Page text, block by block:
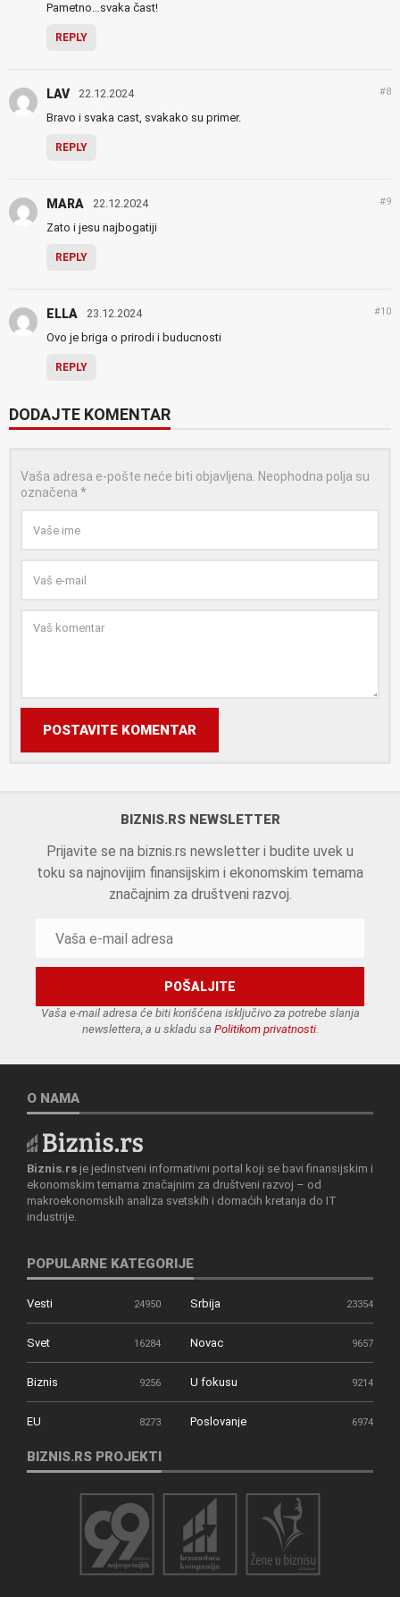
Pametno…svaka čast!
REPLY
LAV 22.12.2024 #8
Bravo i svaka cast, svakako su primer.
REPLY
MARA 22.12.2024 #9
Zato i jesu najbogatiji
REPLY
ELLA 23.12.2024 #10
Ovo je briga o prirodi i buducnosti
REPLY
DODAJTE KOMENTAR
Vaša adresa e-pošte neće biti objavljena. Neophodna polja su
označena *
POSTAVITE KOMENTAR
BIZNIS.RS NEWSLETTER
Prijavite se na biznis.rs newsletter i budite uvek u
toku sa najnovijim finansijskim i ekonomskim temama
značajnim za društveni razvoj.
Vaša e-mail adresa će biti korišćena isključivo za potrebe slanja
newslettera, a u skladu sa Politikom privatnosti.
O NAMA
Biznis.rs je jedinstveni informativni portal koji se bavi finansijskim i
ekonomskim temama značajnim za društveni razvoj – od
makroekonomskih analiza svetskih i domaćih kretanja do IT
industrije.
POPULARNE KATEGORIJE
Vesti 24950 Srbija 23354
Svet 16284 Novac 9657
Biznis 9256 U fokusu 9214
EU 8273 Poslovanje 6974
BIZNIS.RS PROJEKTI